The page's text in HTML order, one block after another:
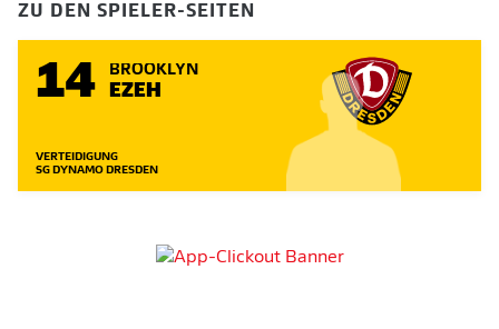
ZU DEN SPIELER-SEITEN
14 BROOKLYN
EZEH
VERTEIDIGUNG
SG DYNAMO DRESDEN